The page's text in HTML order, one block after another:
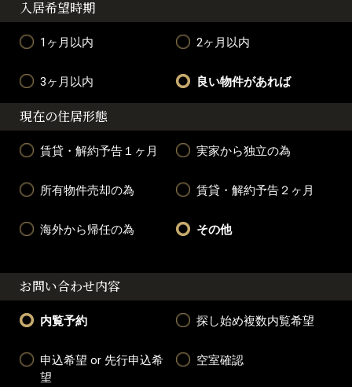
入居希望時期
1ヶ月以内 2ヶ月以内
3ヶ月以内 良い物件があれば
現在の住居形態
賃貸・解約予告１ヶ月 実家から独立の為
所有物件売却の為 賃貸・解約予告２ヶ月
海外から帰任の為 その他
お問い合わせ内容
内覧予約 探し始め複数内覧希望
申込希望 or 先行申込希
望
空室確認